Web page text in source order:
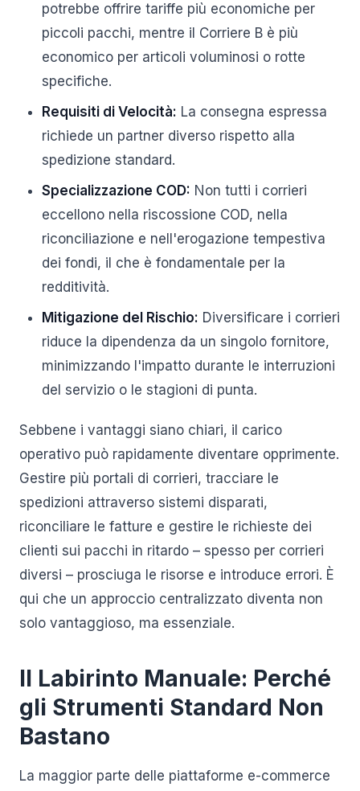
potrebbe offrire tariffe più economiche per
piccoli pacchi, mentre il Corriere B è più
economico per articoli voluminosi o rotte
specifiche.
Requisiti di Velocità: La consegna espressa
richiede un partner diverso rispetto alla
spedizione standard.
Specializzazione COD: Non tutti i corrieri
eccellono nella riscossione COD, nella
riconciliazione e nell'erogazione tempestiva
dei fondi, il che è fondamentale per la
redditività.
Mitigazione del Rischio: Diversificare i corrieri
riduce la dipendenza da un singolo fornitore,
minimizzando l'impatto durante le interruzioni
del servizio o le stagioni di punta.
Sebbene i vantaggi siano chiari, il carico
operativo può rapidamente diventare opprimente.
Gestire più portali di corrieri, tracciare le
spedizioni attraverso sistemi disparati,
riconciliare le fatture e gestire le richieste dei
clienti sui pacchi in ritardo – spesso per corrieri
diversi – prosciuga le risorse e introduce errori. È
qui che un approccio centralizzato diventa non
solo vantaggioso, ma essenziale.
Il Labirinto Manuale: Perché
gli Strumenti Standard Non
Bastano
La maggior parte delle piattaforme e-commerce